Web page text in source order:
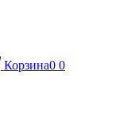
Корзина0 0